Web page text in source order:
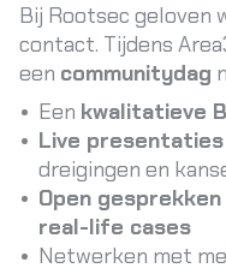
Bij Rootsec geloven
contact. Tijdens
een communitydag
Een kwalitatieve
Live presentaties
dreigingen en
Open
real-life cases
Netwerken met